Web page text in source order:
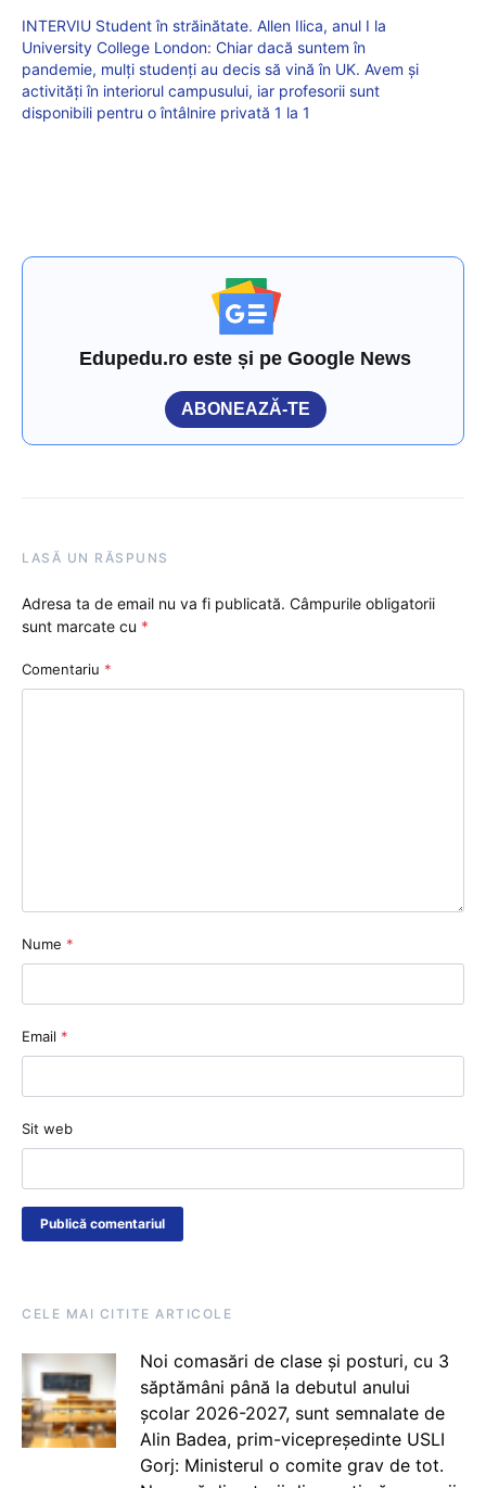
INTERVIU Student în străinătate. Allen Ilica, anul I la
University College London: Chiar dacă suntem în
pandemie, mulți studenți au decis să vină în UK. Avem și
activități în interiorul campusului, iar profesorii sunt
disponibili pentru o întâlnire privată 1 la 1
Edupedu.ro este și pe Google News
ABONEAZĂ-TE
LASĂ UN RĂSPUNS
Adresa ta de email nu va fi publicată. Câmpurile obligatorii
sunt marcate cu *
Comentariu *
Nume *
Email *
Sit web
CELE MAI CITITE ARTICOLE
Noi comasări de clase și posturi, cu 3
săptămâni până la debutul anului
școlar 2026-2027, sunt semnalate de
Alin Badea, prim-vicepreședinte USLI
Gorj: Ministerul o comite grav de tot.